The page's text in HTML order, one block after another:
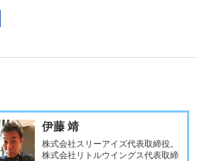
伊藤 靖
株式会社スリーアイズ代表取締役。
株式会社リトルウイングス代表取締